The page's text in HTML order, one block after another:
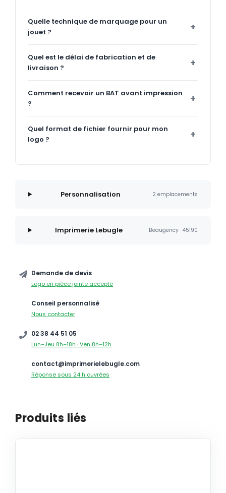
Quelle technique de marquage pour un
jouet ?
Quel est le délai de fabrication et de
livraison ?
Comment recevoir un BAT avant impression
?
Quel format de fichier fournir pour mon
logo ?
Personnalisation 2 emplacements
Imprimerie Lebugle Beaugency · 45190
Demande de devis
Logo en pièce jointe accepté
Conseil personnalisé
Nous contacter
02 38 44 51 05
Lun–Jeu 8h–18h · Ven 8h–12h
contact@imprimerielebugle.com
Réponse sous 24 h ouvrées
Produits liés